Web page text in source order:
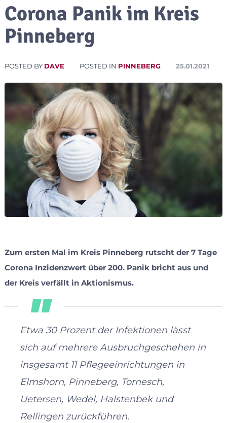
Corona Panik im Kreis
Pinneberg
POSTED BY DAVE POSTED IN PINNEBERG 25.01.2021
Zum ersten Mal im Kreis Pinneberg rutscht der 7 Tage
Corona Inzidenzwert über 200. Panik bricht aus und
der Kreis verfällt in Aktionismus.
Etwa 30 Prozent der Infektionen lässt
sich auf mehrere Ausbruchgeschehen in
insgesamt 11 Pflegeeinrichtungen in
Elmshorn, Pinneberg, Tornesch,
Uetersen, Wedel, Halstenbek und
Rellingen zurückführen.